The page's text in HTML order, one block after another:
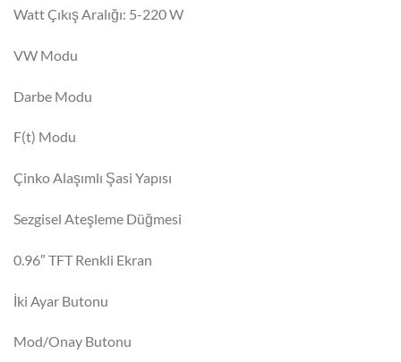
Watt Çıkış Aralığı: 5-220 W
VW Modu
Darbe Modu
F(t) Modu
Çinko Alaşımlı Şasi Yapısı
Sezgisel Ateşleme Düğmesi
0.96″ TFT Renkli Ekran
İki Ayar Butonu
Mod/Onay Butonu